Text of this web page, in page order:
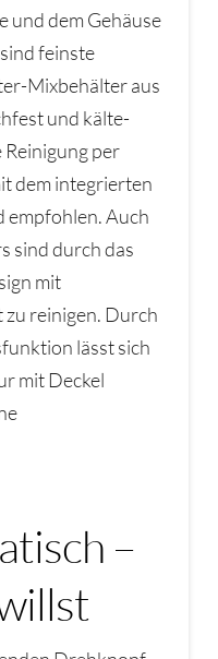
und dem Gehäuse
feinste
Mixbehälter aus
und kälte-
per
dem integrierten
empfohlen. Auch
sind durch das
mit
reinigen. Durch
lässt sich
mit Deckel
–